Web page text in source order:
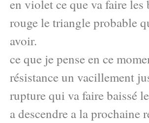
en violet ce que va faire les
rouge le triangle probable
avoir.
ce que je pense en ce
résistance un vacillement
rupture qui va faire baissé
a descendre a la prochaine